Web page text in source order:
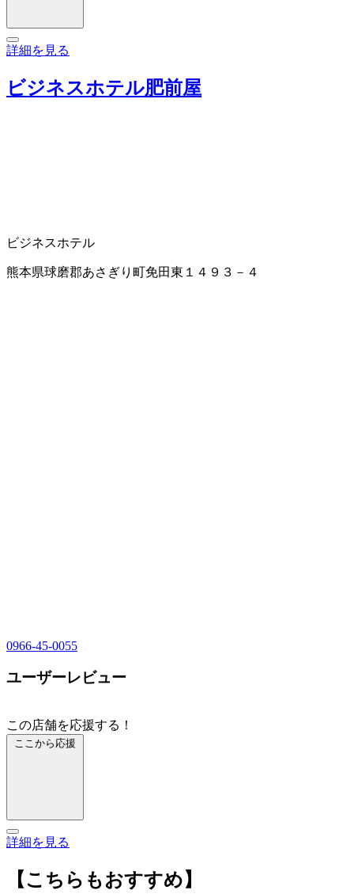
詳細を見る
ビジネスホテル肥前屋
ビジネスホテル
熊本県球磨郡あさぎり町免田東１４９３－４
0966-45-0055
ユーザーレビュー
この店舗を応援する！
ここから応援
詳細を見る
【こちらもおすすめ】